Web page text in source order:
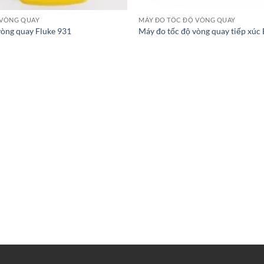
QUAY
quay Fluke 931
MÁY ĐO TỐC ĐỘ VÒNG QUAY
Máy đo tốc độ vòng quay tiếp xúc